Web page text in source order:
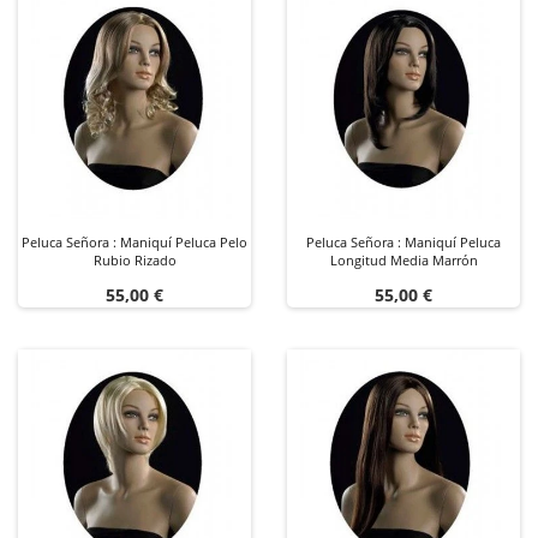
Peluca Señora : Maniquí Peluca Pelo
Rubio Rizado
Precio
55,00 €
Peluca Señora : Maniquí Peluca
Longitud Media Marrón
Precio
55,00 €